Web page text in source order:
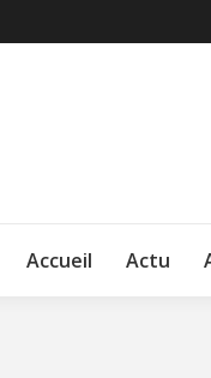
Accueil Actu